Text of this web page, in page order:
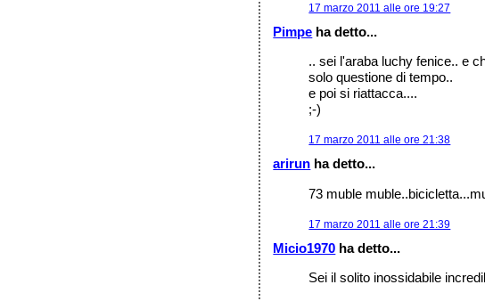
17 marzo 2011 alle ore 19:27
Pimpe ha detto...
.. sei l'araba luchy fenice.. e
solo questione di tempo..
e poi si riattacca....
;-)
17 marzo 2011 alle ore 21:38
arirun ha detto...
73 muble
17 marzo 2011 alle ore 21:39
Micio1970 ha detto...
Sei il solito inossidabile